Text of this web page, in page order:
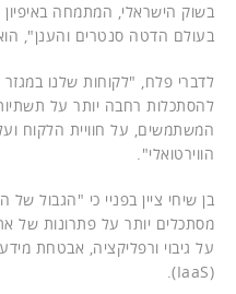
בשוק הישראלי, המתמחה
בעולם הדטה סנטרים והענן",
לדברי פלח, "לקוחות שלנו
להסתכלות רחבה יותר על
המשתמשים, על חוויית הלקוח
הווירטואלי".
בן שיחי ציין בפניי כי "הגבול
מסתכלים יותר על פתרונות של
על גיבוי ורפליקציה, אבטחת
(IaaS).